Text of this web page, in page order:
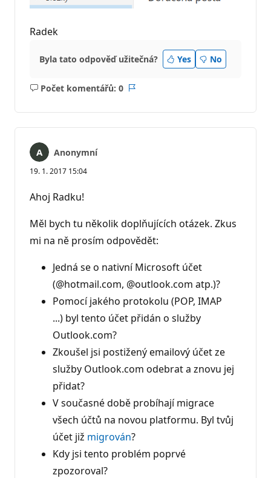
Radek
Byla tato odpověď užitečná? Yes No
Počet komentářů: 0
Žádné
Anonymní
19. 1. 2017 15:04
Ahoj Radku!
Měl bych tu několik doplňujících otázek. Zkus
mi na ně prosím odpovědět:
Jedná se o nativní Microsoft účet
(@hotmail.com, @outlook.com atp.)?
Pomocí jakého protokolu (POP, IMAP
...) byl tento účet přidán o služby
Outlook.com?
Zkoušel jsi postižený emailový účet ze
služby Outlook.com odebrat a znovu jej
přidat?
V současné době probíhají migrace
všech účtů na novou platformu. Byl tvůj
účet již migrován?
Kdy jsi tento problém poprvé
zpozoroval?